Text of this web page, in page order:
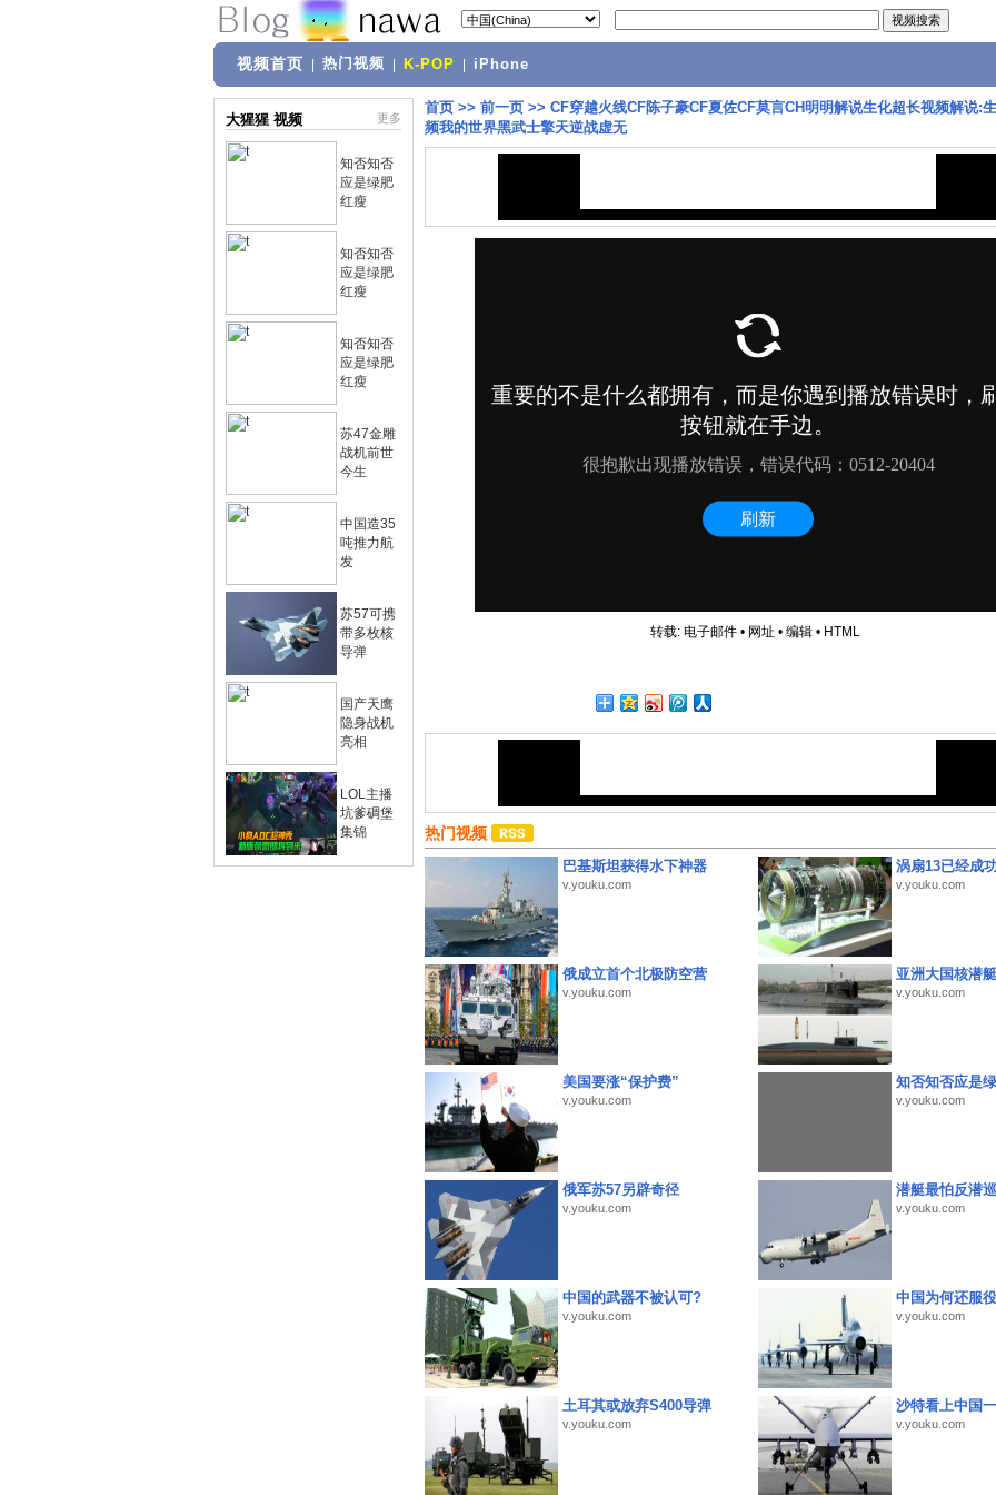
视频首页 热门视频 K-POP iPhone
大猩猩 视频 更多
知否知否
应是绿肥
红瘦
知否知否
应是绿肥
红瘦
知否知否
应是绿肥
红瘦
苏47金雕
战机前世
今生
中国造35
吨推力航
发
苏57可携
带多枚核
导弹
国产天鹰
隐身战机
亮相
LOL主播
坑爹碉堡
集锦
首页 >> 前一页 >> CF穿越火线CF陈子豪CF夏佐CF莫言CH明明解说生化超长视频解说:
频我的世界黑武士擎天逆战虚无
转载: 电子邮件• 网址 • 编辑• HTML
热门视频
巴基斯坦获得水下神器
v.youku.com
涡扇13已经成
v.youku.com
俄成立首个北极防空营
v.youku.com
亚洲大国核潜
v.youku.com
美国要涨“保护费”
v.youku.com
知否知否应是
v.youku.com
俄军苏57另辟奇径
v.youku.com
潜艇最怕反潜
v.youku.com
中国的武器不被认可?
v.youku.com
中国为何还服
v.youku.com
土耳其或放弃S400导弹
v.youku.com
沙特看上中国
v.youku.com